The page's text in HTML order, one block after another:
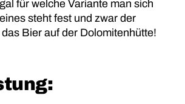
für welche Variante man sich
steht fest und zwar der
Bier auf der Dolomitenhütte!